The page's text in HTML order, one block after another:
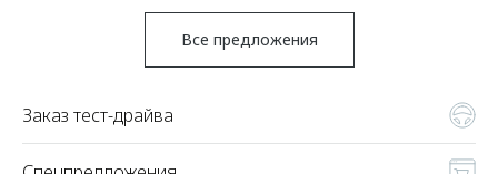
Все предложения
Заказ тест-драйва